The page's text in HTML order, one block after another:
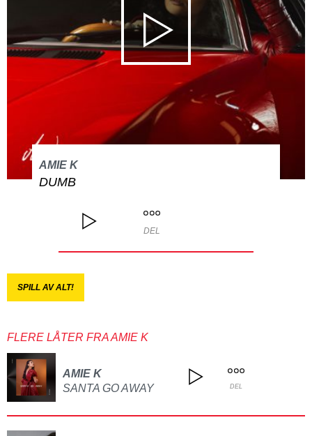
AMIE K
DUMB
DEL
SPILL AV ALT!
FLERE LÅTER FRA AMIE K
AMIE K
SANTA GO AWAY
DEL